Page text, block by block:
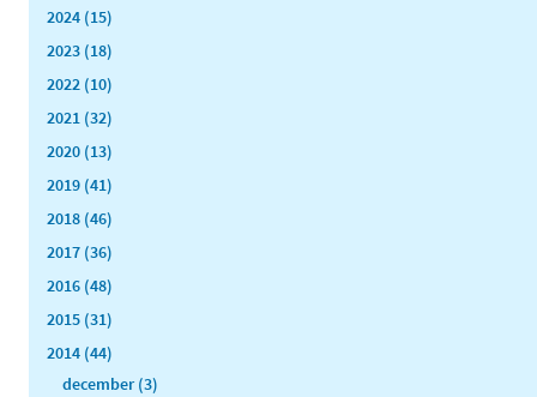
2024 (15)
2023 (18)
2022 (10)
2021 (32)
2020 (13)
2019 (41)
2018 (46)
2017 (36)
2016 (48)
2015 (31)
2014 (44)
december (3)